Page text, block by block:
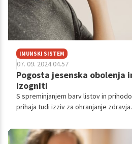
IMUNSKI SISTEM
07. 09. 2024 04.57
Pogosta jesenska obolenja
izogniti
S spreminjanjem barv listov in
prihaja tudi izziv za ohranjanje
Razumevanje pogostih bolezni, ki se
času, in sprejemanje proaktivnih